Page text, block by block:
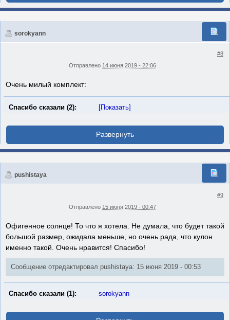
sorokyann
#8
Отправлено 14 июня 2019 - 22:06
Очень милый комплект:
Спасибо сказали (2): [Показать]
pushistaya
#9
Отправлено 15 июня 2019 - 00:47
Офигенное солнце! То что я хотела. Не думала, что будет такой
большой размер, ожидала меньше, но очень рада, что кулон
именно такой. Очень нравится! Спасибо!
Сообщение отредактировал pushistaya: 15 июня 2019 - 00:53
Спасибо сказали (1): sorokyann